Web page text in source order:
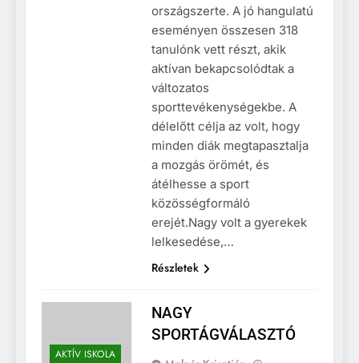
országszerte. A jó hangulatú
eseményen összesen 318
tanulónk vett részt, akik
aktívan bekapcsolódtak a
változatos
sporttevékenységekbe. A
délelőtt célja az volt, hogy
minden diák megtapasztalja
a mozgás örömét, és
átélhesse a sport
közösségformáló
erejét.Nagy volt a gyerekek
lelkesedése,…
Részletek
AKTÍV ISKOLA
NAGY
SPORTÁGVÁLASZTÓ